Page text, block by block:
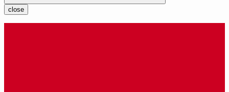
close